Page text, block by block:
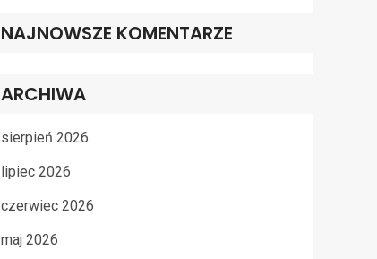
NAJNOWSZE KOMENTARZE
ARCHIWA
sierpień 2026
lipiec 2026
czerwiec 2026
maj 2026